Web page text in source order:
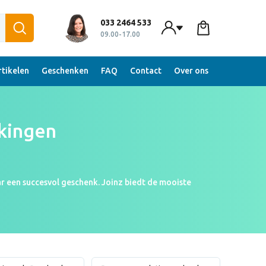
033 2464 533
09.00-17.00
Geschenken FAQ Contact Over ons
een succesvol geschenk. Joinz biedt de mooiste
dozen. Voor vrijwel ieder geschenk is er wel een